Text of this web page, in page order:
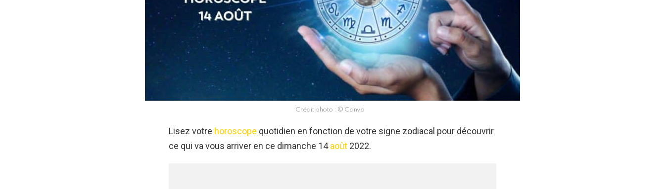
Crédit photo : © Canva
Lisez votre horoscope quotidien en fonction de votre signe zodiacal pour découvrir
ce qui va vous arriver en ce dimanche 14août 2022.